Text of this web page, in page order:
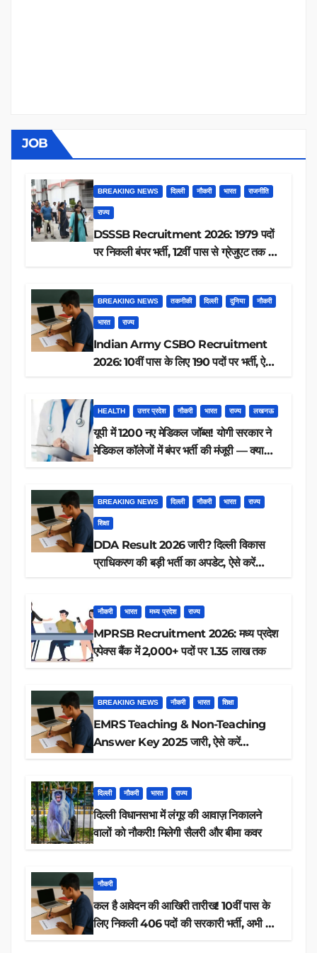
JOB
BREAKING NEWS दिल्ली नौकरी भारत राजनीति
राज्य
DSSSB Recruitment 2026: 1979 पदों
पर निकली बंपर भर्ती, 12वीं पास से ग्रेजुएट तक करें
BREAKING NEWS तकनीकी दिल्ली दुनिया नौकरी
भारत राज्य
Indian Army CSBO Recruitment
2026: 10वीं पास के लिए 190 पदों पर भर्ती, ऐसे
HEALTH उत्तर प्रदेश नौकरी भारत राज्य लखनऊ
यूपी में 1200 नए मेडिकल जॉब्स! योगी सरकार ने
मेडिकल कॉलेजों में बंपर भर्ती की मंजूरी — क्या
BREAKING NEWS दिल्ली नौकरी भारत राज्य
शिक्षा
DDA Result 2026 जारी? दिल्ली विकास
प्राधिकरण की बड़ी भर्ती का अपडेट, ऐसे करें
नौकरी भारत मध्य प्रदेश राज्य
MPRSB Recruitment 2026: मध्य प्रदेश
एपेक्स बैंक में 2,000+ पदों पर 1.35 लाख तक
BREAKING NEWS नौकरी भारत शिक्षा
EMRS Teaching & Non-Teaching
Answer Key 2025 जारी, ऐसे करें
दिल्ली नौकरी भारत राज्य
दिल्ली विधानसभा में लंगूर की आवाज़ निकालने
वालों को नौकरी! मिलेगी सैलरी और बीमा कवर
नौकरी
कल है आवेदन की आखिरी तारीख! 10वीं पास के
लिए निकली 406 पदों की सरकारी भर्ती, अभी करें